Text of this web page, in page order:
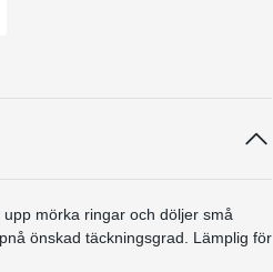
mörka ringar och döljer små
önskad täckningsgrad. Lämplig för